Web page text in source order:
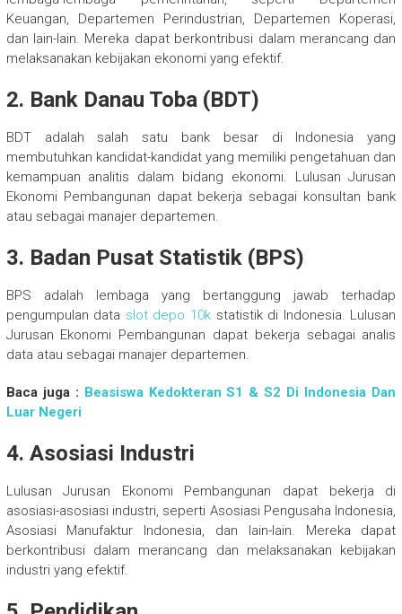
Keuangan, Departemen Perindustrian, Departemen Koperasi,
dan lain-lain. Mereka dapat berkontribusi dalam merancang dan
melaksanakan kebijakan ekonomi yang efektif.
2. Bank Danau Toba (BDT)
BDT adalah salah satu bank besar di Indonesia yang
membutuhkan kandidat-kandidat yang memiliki pengetahuan dan
kemampuan analitis dalam bidang ekonomi. Lulusan Jurusan
Ekonomi Pembangunan dapat bekerja sebagai konsultan bank
atau sebagai manajer departemen.
3. Badan Pusat Statistik (BPS)
BPS adalah lembaga yang bertanggung jawab terhadap
pengumpulan data slot depo 10k statistik di Indonesia. Lulusan
Jurusan Ekonomi Pembangunan dapat bekerja sebagai analis
data atau sebagai manajer departemen.
Baca juga : Beasiswa Kedokteran S1 & S2 Di Indonesia Dan
Luar Negeri
4. Asosiasi Industri
Lulusan Jurusan Ekonomi Pembangunan dapat bekerja di
asosiasi-asosiasi industri, seperti Asosiasi Pengusaha Indonesia,
Asosiasi Manufaktur Indonesia, dan lain-lain. Mereka dapat
berkontribusi dalam merancang dan melaksanakan kebijakan
industri yang efektif.